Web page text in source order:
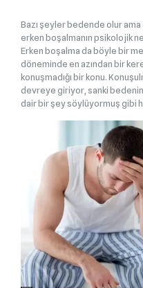
Bazı şeyler bedende olur
erken boşalmanın psikolojik
Erken boşalma da böyle bir
döneminde en azından bir
konuşmadığı bir konu.
devreye giriyor, sanki
dair bir şey söylüyormuş gibi